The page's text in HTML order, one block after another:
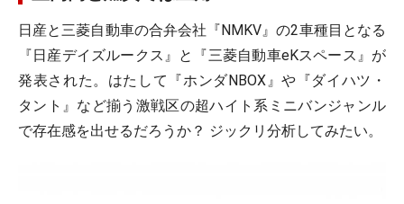
日産と三菱自動車の合弁会社『NMKV』の2車種目となる
『日産デイズルークス』と『三菱自動車eKスペース』が
発表された。はたして『ホンダNBOX』や『ダイハツ・
タント』など揃う激戦区の超ハイト系ミニバンジャンル
で存在感を出せるだろうか？ ジックリ分析してみたい。